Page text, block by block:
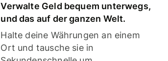
Verwalte Geld bequem unterwegs,
und das auf der ganzen Welt.
Halte deine Währungen an einem
Ort und tausche sie in